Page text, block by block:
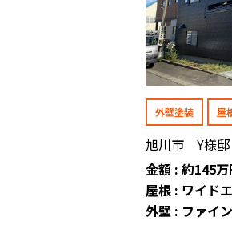
外壁塗装 屋
旭川市 Y様邸
金額 : 約145万
屋根 : ワイド
外壁 : ファイ